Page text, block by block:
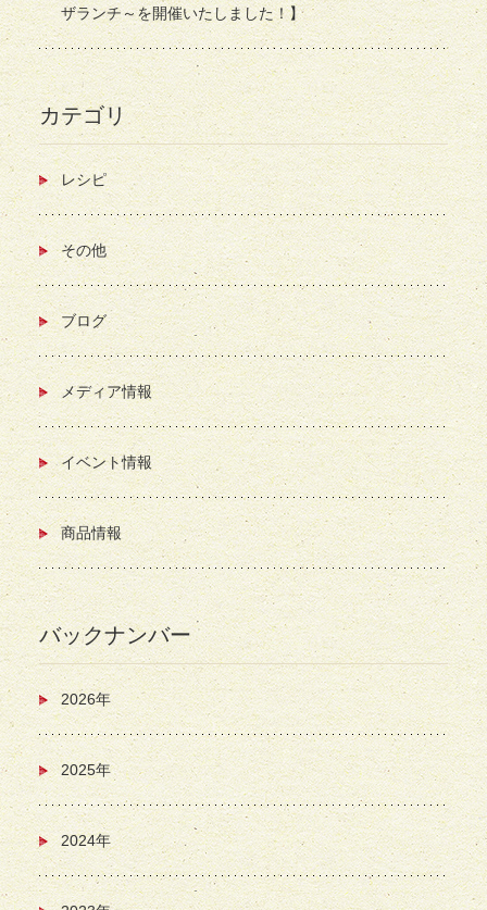
ザランチ～を開催いたしました！】
カテゴリ
レシピ
その他
ブログ
メディア情報
イベント情報
商品情報
バックナンバー
2026年
2025年
2024年